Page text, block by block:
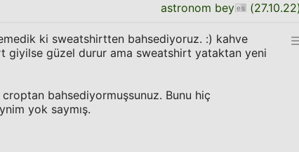
astronom bey (27.10.22
ki sweatshirtten bahsediyoruz. :) kahve
giyilse güzel durur ama sweatshirt yataktan yeni
bahsediyormuşsunuz. Bunu hiç
yok saymış.